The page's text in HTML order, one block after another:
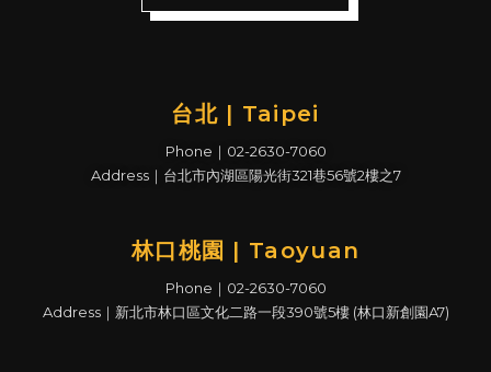
台北 | Taipei
Phone｜02-2630-7060
Address｜台北市內湖區陽光街321巷56號2樓之7
林口桃園 | Taoyuan
Phone｜02-2630-7060
Address｜新北市林口區文化二路一段390號5樓 (林口新創園A7)